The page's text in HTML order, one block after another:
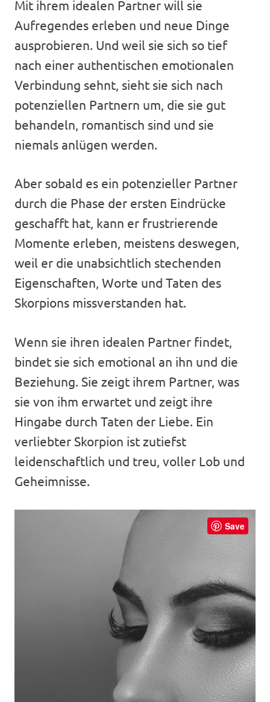
Mit ihrem idealen Partner will sie
Aufregendes erleben und neue Dinge
ausprobieren. Und weil sie sich so tief
nach einer authentischen emotionalen
Verbindung sehnt, sieht sie sich nach
potenziellen Partnern um, die sie gut
behandeln, romantisch sind und sie
niemals anlügen werden.
Aber sobald es ein potenzieller Partner
durch die Phase der ersten Eindrücke
geschafft hat, kann er frustrierende
Momente erleben, meistens deswegen,
weil er die unabsichtlich stechenden
Eigenschaften, Worte und Taten des
Skorpions missverstanden hat.
Wenn sie ihren idealen Partner findet,
bindet sie sich emotional an ihn und die
Beziehung. Sie zeigt ihrem Partner, was
sie von ihm erwartet und zeigt ihre
Hingabe durch Taten der Liebe. Ein
verliebter Skorpion ist zutiefst
leidenschaftlich und treu, voller Lob und
Geheimnisse.
Save